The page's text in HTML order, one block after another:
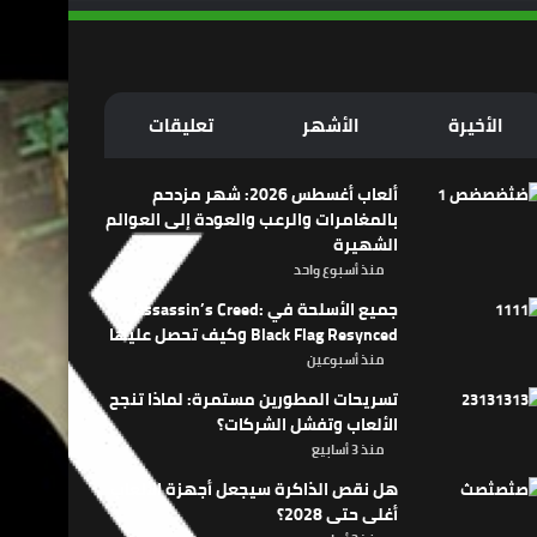
الأخيرة الأشهر تعليقات
ألعاب أغسطس 2026: شهر مزدحم
بالمغامرات والرعب والعودة إلى العوالم
الشهيرة
منذ أسبوع واحد
جميع الأسلحة في Assassin’s Creed:
Black Flag Resynced وكيف تحصل عليها
منذ أسبوعين
تسريحات المطورين مستمرة: لماذا تنجح
الألعاب وتفشل الشركات؟
منذ 3 أسابيع
هل نقص الذاكرة سيجعل أجهزة الألعاب
أغلى حتى 2028؟